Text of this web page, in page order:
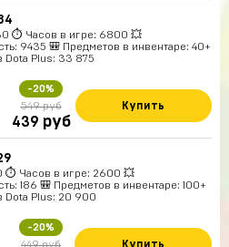
⏱ Часов в игре: 6800 💥
9435 🎒 Предметов в инвентаре: 40+
Dota Plus: 33 875
-20%
549 руб
439 руб
Купить
⏱ Часов в игре: 2600 💥
186 🎒 Предметов в инвентаре: 100+
Dota Plus: 20 900
-20%
449 руб Купить